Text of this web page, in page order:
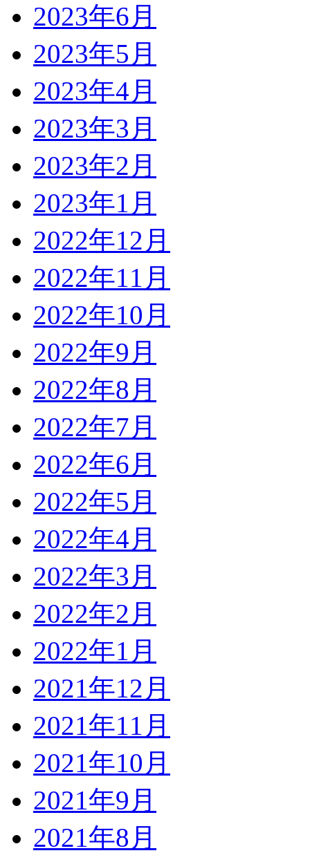
2023年6月
2023年5月
2023年4月
2023年3月
2023年2月
2023年1月
2022年12月
2022年11月
2022年10月
2022年9月
2022年8月
2022年7月
2022年6月
2022年5月
2022年4月
2022年3月
2022年2月
2022年1月
2021年12月
2021年11月
2021年10月
2021年9月
2021年8月